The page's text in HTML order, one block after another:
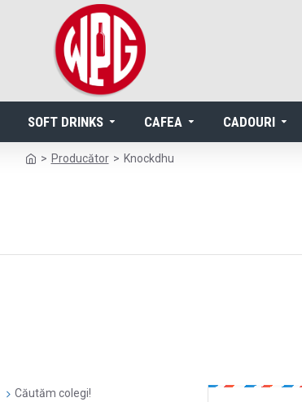
SOFT DRINKS CAFEA CADOURI
Producător Knockdhu
Căutăm colegi!